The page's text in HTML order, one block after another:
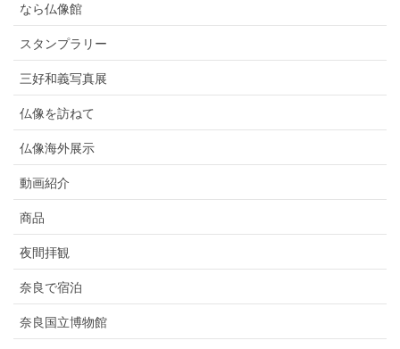
なら仏像館
スタンプラリー
三好和義写真展
仏像を訪ねて
仏像海外展示
動画紹介
商品
夜間拝観
奈良で宿泊
奈良国立博物館